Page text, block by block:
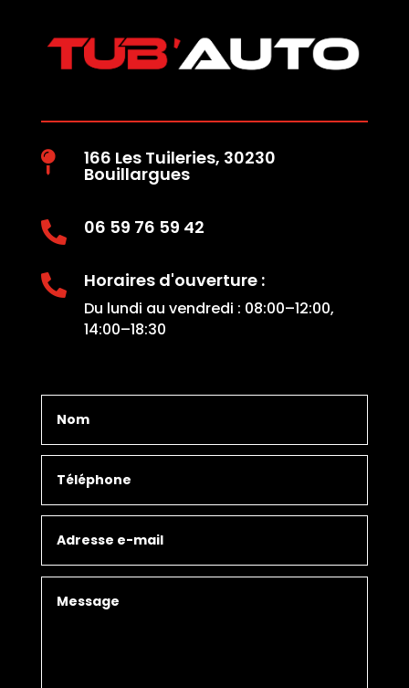
 166 Les Tuileries, 30230
Bouillargues
 06 59 76 59 42
 Horaires d'ouverture :
Du lundi au vendredi : 08:00–12:00,
14:00–18:30